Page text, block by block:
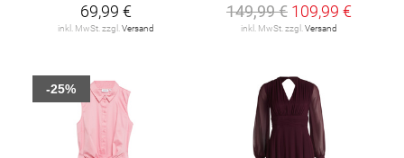
69,99 €
inkl. MwSt. zzgl. Versand
149,99 € 109,99 €
inkl. MwSt. zzgl. Versand
-25%